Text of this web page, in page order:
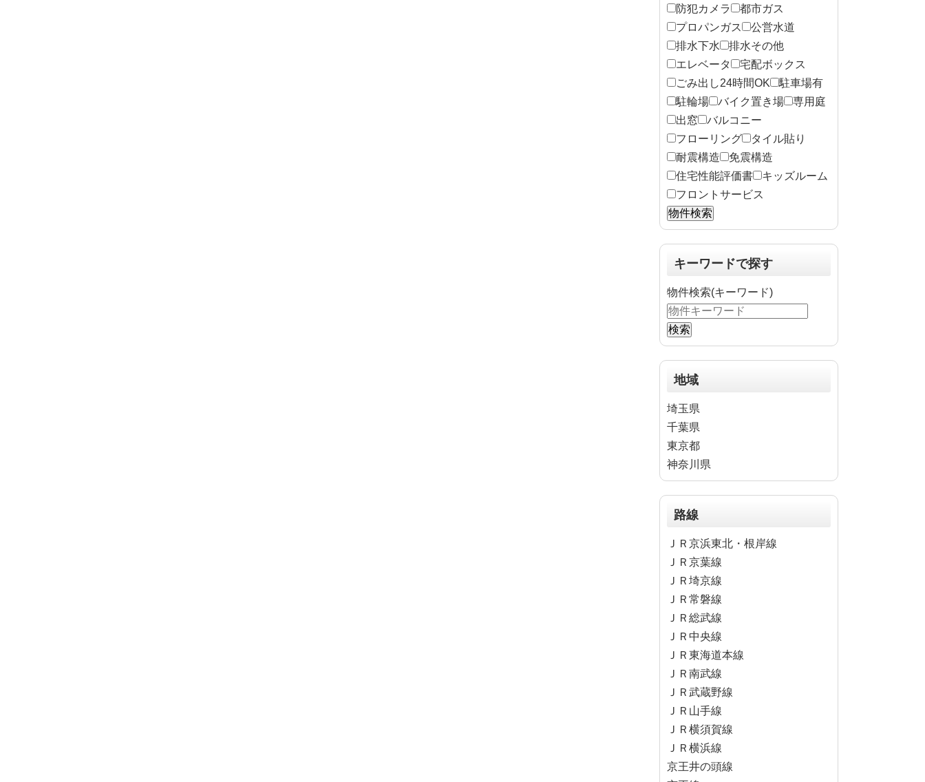
防犯カメラ
都市ガス
プロパンガス
公営水道
排水下水
排水その他
エレベータ
宅配ボックス
ごみ出し24時間OK
駐車場有
駐輪場
バイク置き場
専用庭
出窓
バルコニー
フローリング
タイル貼り
耐震構造
免震構造
住宅性能評価書
キッズルーム
フロントサービス
キーワードで探す
物件検索(キーワード)
地域
埼玉県
千葉県
東京都
神奈川県
路線
ＪＲ京浜東北・根岸線
ＪＲ京葉線
ＪＲ埼京線
ＪＲ常磐線
ＪＲ総武線
ＪＲ中央線
ＪＲ東海道本線
ＪＲ南武線
ＪＲ武蔵野線
ＪＲ山手線
ＪＲ横須賀線
ＪＲ横浜線
京王井の頭線